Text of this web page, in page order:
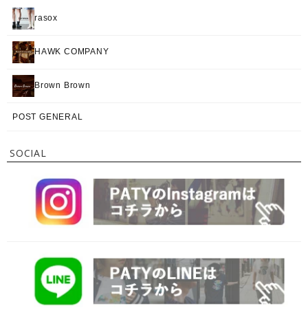
rasox
HAWK COMPANY
Brown Brown
POST GENERAL
SOCIAL